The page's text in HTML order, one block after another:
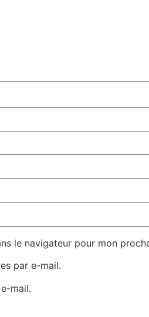
le navigateur pour mon
par e-mail.
mail.